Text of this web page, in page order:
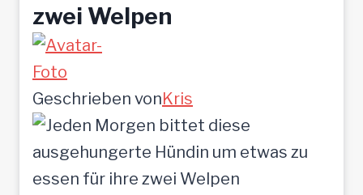
zwei Welpen
Geschrieben vonKris